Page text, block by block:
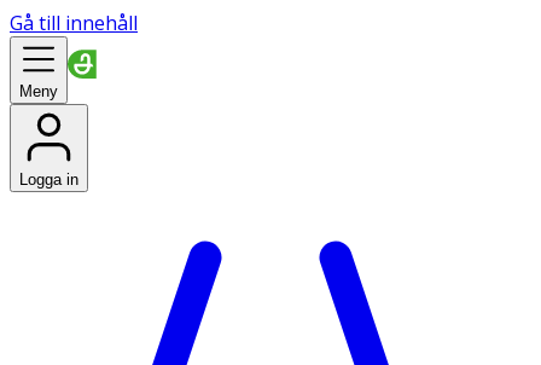
Gå till innehåll
Meny
Logga in